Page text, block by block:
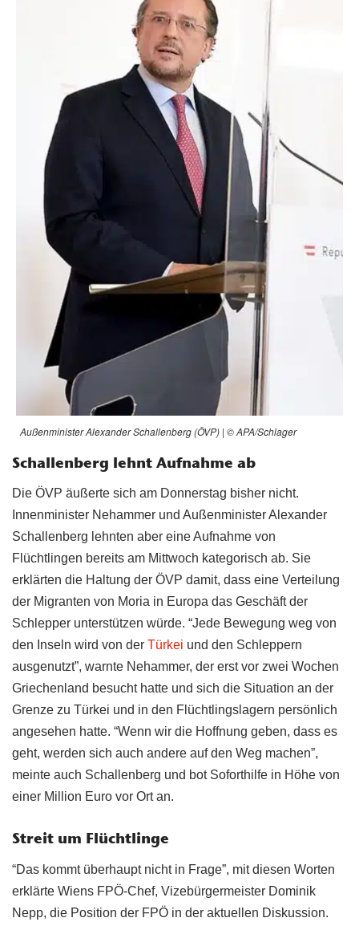
Außenminister Alexander Schallenberg (ÖVP) | © APA/Schlager
Schallenberg lehnt Aufnahme ab
Die ÖVP äußerte sich am Donnerstag bisher nicht.
Innenminister Nehammer und Außenminister Alexander
Schallenberg lehnten aber eine Aufnahme von
Flüchtlingen bereits am Mittwoch kategorisch ab. Sie
erklärten die Haltung der ÖVP damit, dass eine Verteilung
der Migranten von Moria in Europa das Geschäft der
Schlepper unterstützen würde. “Jede Bewegung weg von
den Inseln wird von der Türkei und den Schleppern
ausgenutzt”, warnte Nehammer, der erst vor zwei Wochen
Griechenland besucht hatte und sich die Situation an der
Grenze zu Türkei und in den Flüchtlingslagern persönlich
angesehen hatte. “Wenn wir die Hoffnung geben, dass es
geht, werden sich auch andere auf den Weg machen”,
meinte auch Schallenberg und bot Soforthilfe in Höhe von
einer Million Euro vor Ort an.
Streit um Flüchtlinge
“Das kommt überhaupt nicht in Frage”, mit diesen Worten
erklärte Wiens FPÖ-Chef, Vizebürgermeister Dominik
Nepp, die Position der FPÖ in der aktuellen Diskussion.